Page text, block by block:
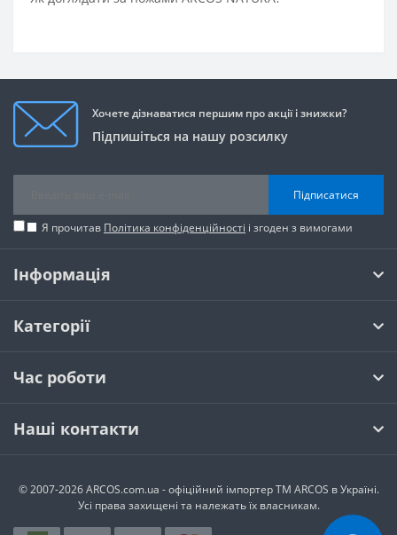
Хочете дізнаватися першим про акції і знижки?
Підпишіться на нашу розсилку
Підписатися
Я прочитав Політика конфіденційності і згоден з вимогами
Інформація
Категорії
Час роботи
Наші контакти
© 2007-2026 ARCOS.com.ua - офiцiйний iмпортер ТМ ARCOS в Україні.
Усi права захищенi та належать їх власникам.